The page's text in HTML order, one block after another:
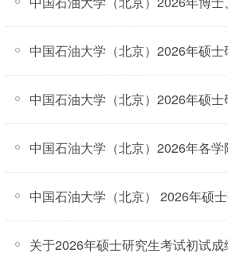
中国石油大学（北京）2026年硕士
中国石油大学（北京）2026年硕
中国石油大学（北京）2026年各
中国石油大学（北京） 2026年硕
关于2026年硕士研究生考试初试